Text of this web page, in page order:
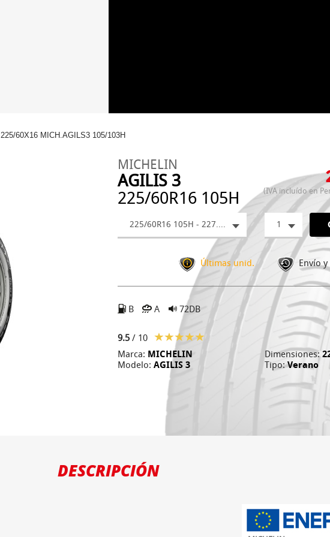
225/60X16 MICH.AGILS3 105/103H
MICHELIN
AGILIS 3
225/60R16 105H
(IVA incluído en
225/60R16 105H - 227.21 € 1
Últimas unid. Envío
B A 72DB
9.5 / 10
Marca: MICHELIN
Modelo: AGILIS 3
Dimensiones:
Tipo:Verano
DESCRIPCIÓN